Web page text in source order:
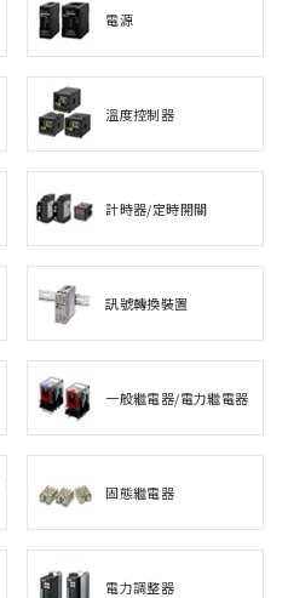
電源
溫度控制器
計時器/定時開關
訊號轉換裝置
一般繼電器/電力繼電器
固態繼電器
電力調整器